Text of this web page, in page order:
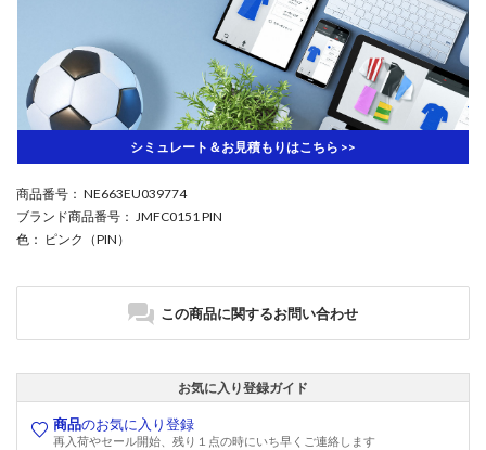
シミュレート＆お見積もりはこちら >>
商品番号 ： NE663EU039774
ブランド商品番号 ： JMFC0151 PIN
色 ： ピンク（PIN）
この商品に関するお問い合わせ
お気に入り登録ガイド
商品のお気に入り登録
再入荷やセール開始、残り１点の時にいち早くご連絡します